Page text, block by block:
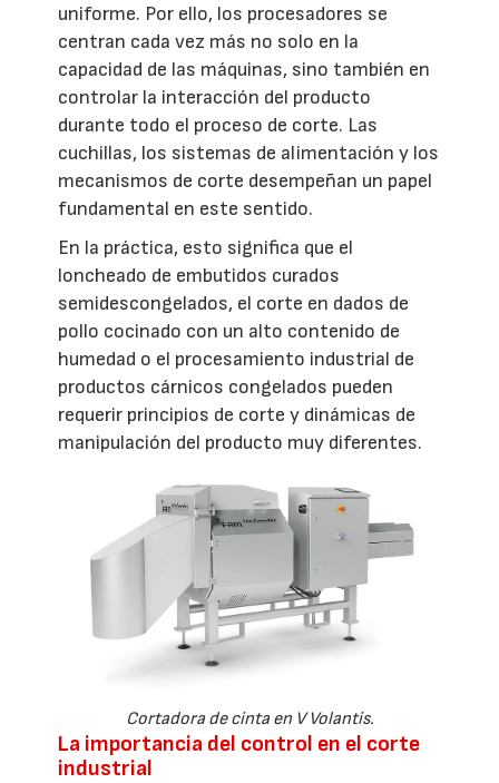
uniforme. Por ello, los procesadores se
centran cada vez más no solo en la
capacidad de las máquinas, sino también en
controlar la interacción del producto
durante todo el proceso de corte. Las
cuchillas, los sistemas de alimentación y los
mecanismos de corte desempeñan un papel
fundamental en este sentido.
En la práctica, esto significa que el
loncheado de embutidos curados
semidescongelados, el corte en dados de
pollo cocinado con un alto contenido de
humedad o el procesamiento industrial de
productos cárnicos congelados pueden
requerir principios de corte y dinámicas de
manipulación del producto muy diferentes.
Cortadora de cinta en V Volantis.
La importancia del control en el corte
industrial